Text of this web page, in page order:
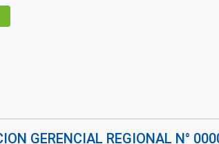
GERENCIAL REGIONAL N°